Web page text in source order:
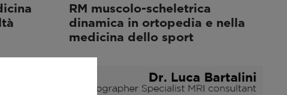
RM muscolo-scheletrica
dinamica in ortopedia e nella
medicina dello sport